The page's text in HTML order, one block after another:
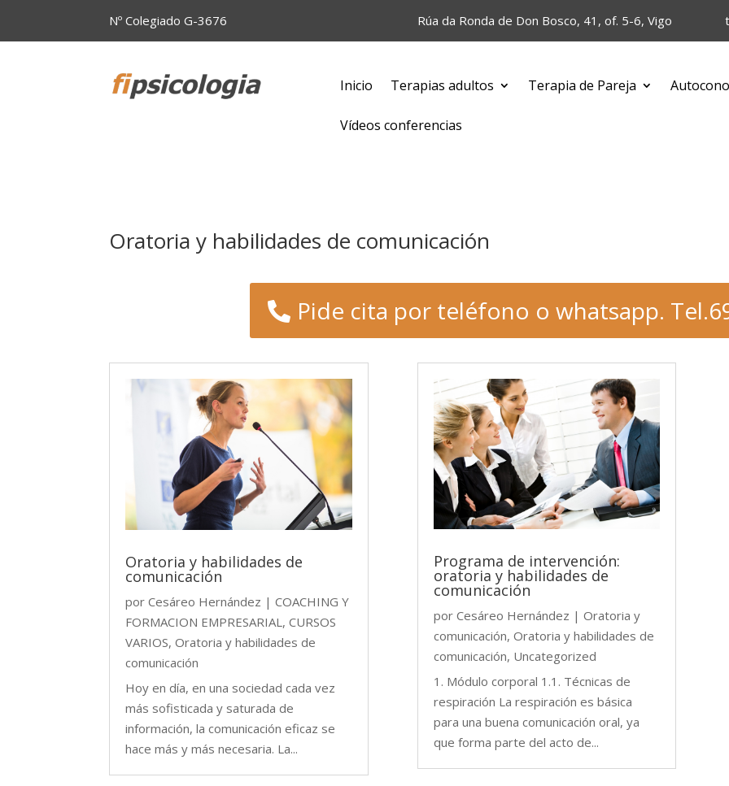
Nº Colegiado G-3676 Rúa da Ronda de Don Bosco, 41, of. 5-6, Vigo
Inicio Terapias adultos Terapia de Pareja
Vídeos conferencias
Oratoria y habilidades de comunicación
Pide cita por teléfono o whatsapp.
Oratoria y habilidades de
comunicación
porCesáreo Hernández |COACHING Y
FORMACION EMPRESARIAL ,CURSOS
VARIOS,Oratoria y habilidades de
comunicación
Hoy en día, en una sociedad cada vez
más sofisticada y saturada de
información, la comunicación eficaz se
hace más y más necesaria. La...
Programa de intervención:
oratoria y habilidades de
comunicación
por Cesáreo Hernández | Oratoria y
comunicación, Oratoria y habilidades de
comunicación, Uncategorized
1. Módulo corporal 1.1. Técnicas de
respiración La respiración es básica
para una buena comunicación oral, ya
que forma parte del acto de...